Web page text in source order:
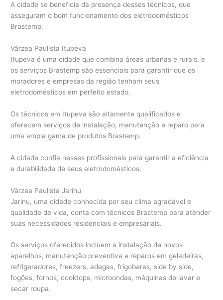
A cidade se beneficia da presença desses técnicos, que
asseguram o bom funcionamento dos eletrodomésticos
Brastemp.
Várzea Paulista Itupeva
Itupeva é uma cidade que combina áreas urbanas e rurais, e
os serviços Brastemp são essenciais para garantir que os
moradores e empresas da região tenham seus
eletrodomésticos em perfeito estado.
Os técnicos em Itupeva são altamente qualificados e
oferecem serviços de instalação, manutenção e reparo para
uma ampla gama de produtos Brastemp.
A cidade confia nesses profissionais para garantir a eficiência
e durabilidade de seus eletrodomésticos.
Várzea Paulista Jarinu
Jarinu, uma cidade conhecida por seu clima agradável e
qualidade de vida, conta com técnicos Brastemp para atender
suas necessidades residenciais e empresariais.
Os serviços oferecidos incluem a instalação de novos
aparelhos, manutenção preventiva e reparos em geladeiras,
refrigeradores, freezers, adegas, frigobares, side by side,
fogões, fornos, cooktops, microondas, máquinas de lavar e
secar roupa.